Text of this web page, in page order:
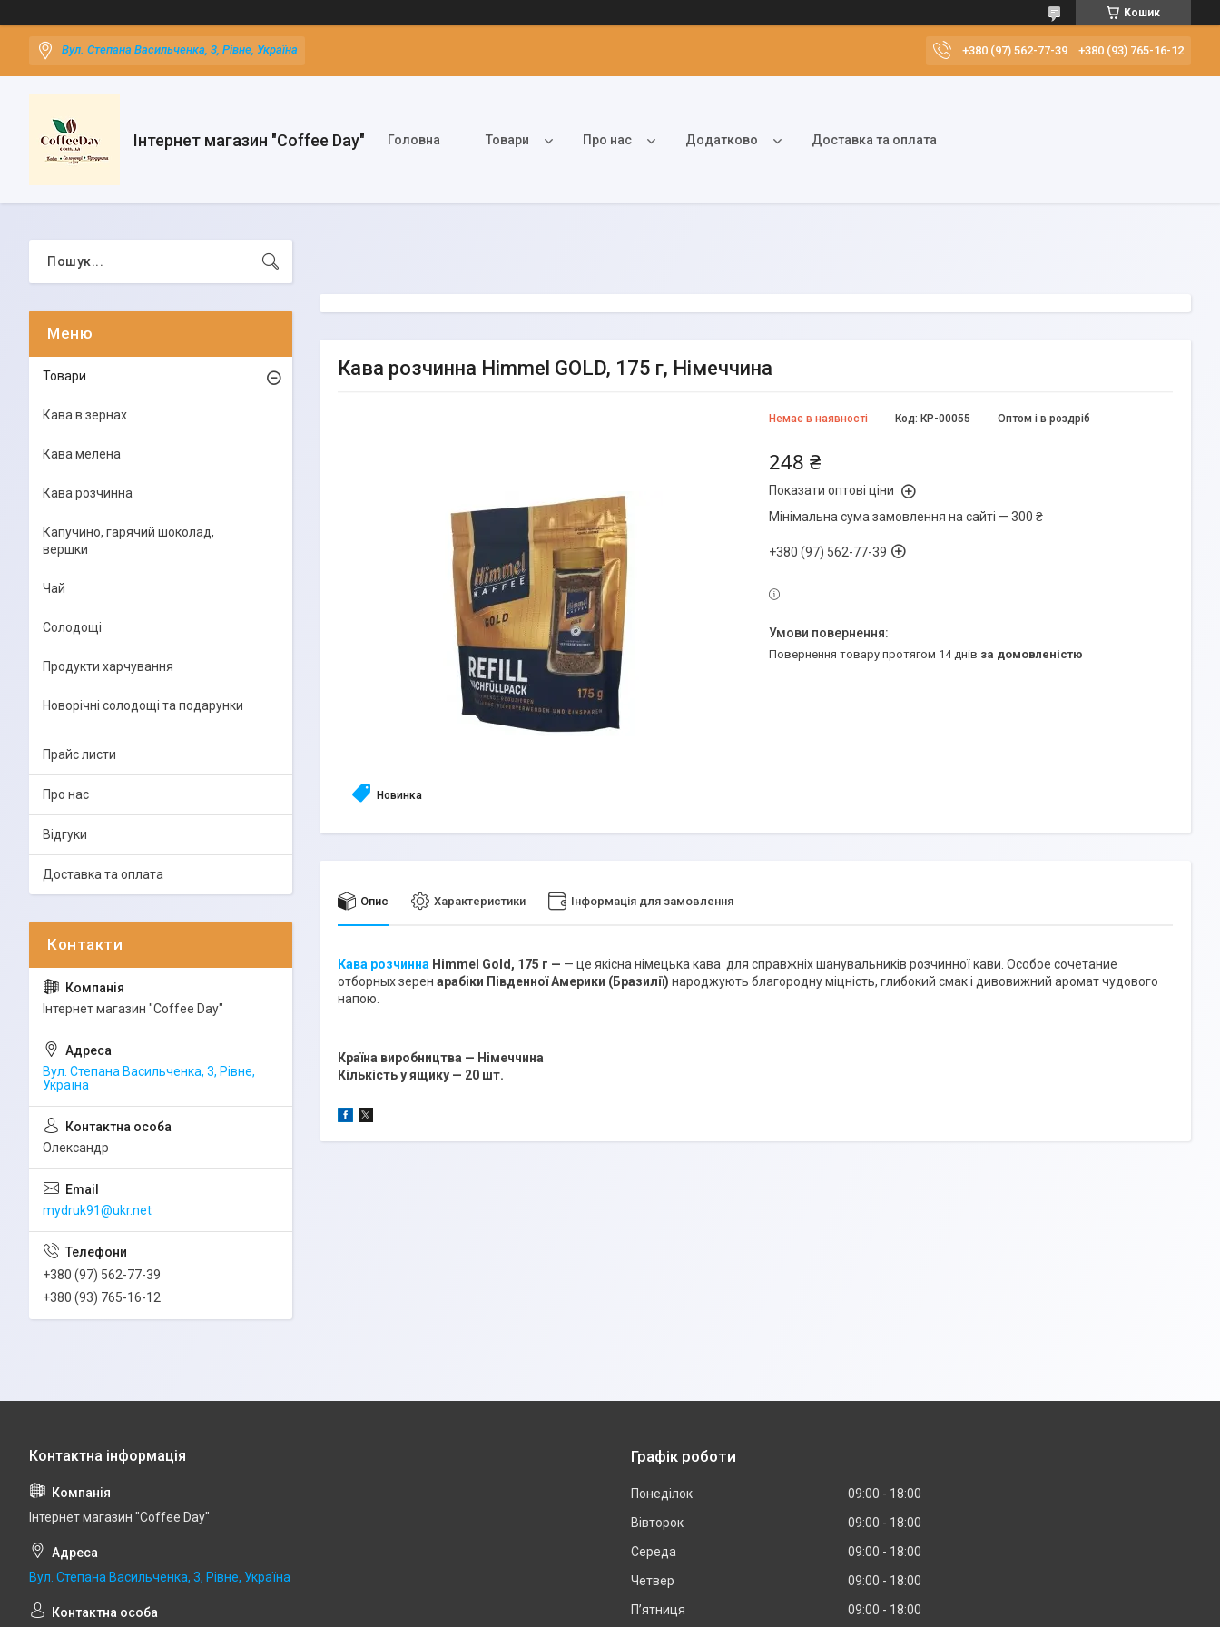
Кошик
Вул. Степана Васильченка, 3, Рівне, Україна +380 (97) 562-77-39 +380 (93) 765-16-12
Інтернет магазин "Coffee Day" Головна Товари Про нас Додатково Доставка та оплата
Кава розчинна Himmel GOLD, 175 г, Німеччина
Новинка
Немає в наявності Оптом і в роздріб
Код: КР-00055
248 ₴
Показати оптові ціни
Мінімальна сума замовлення на сайті — 300 ₴
+380 (97) 562-77-39
повернення товару протягом 14 днів за домовленістю
Опис Характеристики Інформація для замовлення
Кава розчинна Himmel Gold, 175 г — — це якісна німецька кава для справжніх шанувальників розчинної кави. Особое сочетание
отборных зерен арабіки Південної Америки (Бразилії) народжують благородну міцність, глибокий смак і дивовижний аромат чудового
напою.
Країна виробництва — Німеччина
Кількість у ящику — 20 шт.
Товари
Кава в зернах
Кава мелена
Кава розчинна
Капучино, гарячий шоколад,
вершки
Чай
Солодощі
Продукти харчування
Новорічні солодощі та подарунки
Прайс листи
Про нас
Відгуки
Доставка та оплата
Інтернет магазин "Coffee Day"
Вул. Степана Васильченка, 3, Рівне,
Україна
Олександр
mydruk91@ukr.net
+380 (97) 562-77-39
+380 (93) 765-16-12
Інтернет магазин "Coffee Day"
Вул. Степана Васильченка, 3, Рівне, Україна
Графік роботи
Понеділок 09:00
18:00
Вівторок
09:00
18:00
Середа
09:00
18:00
Четвер
09:00
18:00
Пʼятниця
09:00 18:00